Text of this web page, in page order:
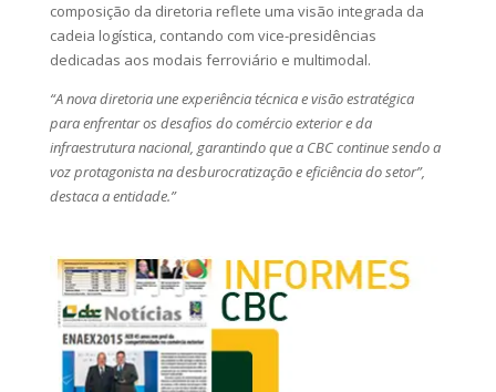
composição da diretoria reflete uma visão integrada da
cadeia logística, contando com vice-presidências
dedicadas aos modais ferroviário e multimodal.
“A nova diretoria une experiência técnica e visão estratégica
para enfrentar os desafios do comércio exterior e da
infraestrutura nacional, garantindo que a CBC continue sendo a
voz protagonista na desburocratização e eficiência do setor”,
destaca a entidade.”